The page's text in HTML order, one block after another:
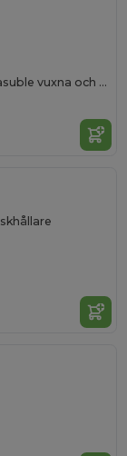
Multisports Reversibel Chasuble vuxna och barn